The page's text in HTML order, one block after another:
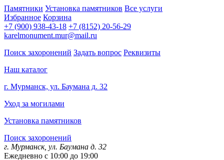
Памятники Установка памятников Все услуги
Избранное Корзина
+7 (900) 938-43-18 +7 (8152) 20-56-29
karelmonument.mur@mail.ru
Поиск захоронений Задать вопрос Реквизиты
Наш каталог
г. Мурманск, ул. Баумана д. 32
Уход за могилами
Установка памятников
Поиск захоронений
г. Мурманск, ул. Баумана д. 32
Ежедневно с 10:00 до 19:00